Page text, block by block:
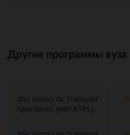
Другие программы вуза
BSc (Hons) Air Transport
Operations (with ATPL)